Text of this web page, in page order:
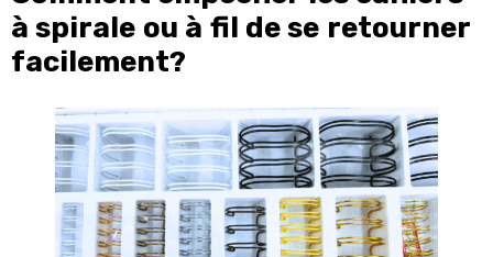
à spirale ou à fil de se retourner
facilement?